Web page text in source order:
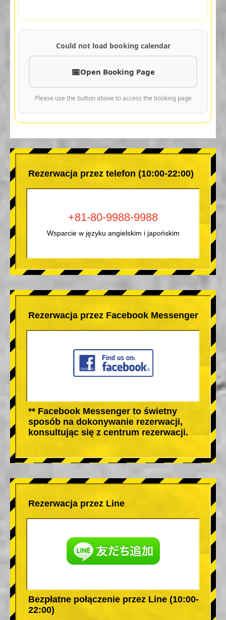
Could not load booking calendar
Open Booking Page
Please use the button above to access the booking page
Rezerwacja przez telefon (10:00-22:00)
+81-80-9988-9988
Wsparcie w języku angielskim i japońskim
Rezerwacja przez Facebook Messenger
** Facebook Messenger to świetny
sposób na dokonywanie rezerwacji,
konsultując się z centrum rezerwacji.
Rezerwacja przez Line
Bezpłatne połączenie przez Line (10:00-
22:00)